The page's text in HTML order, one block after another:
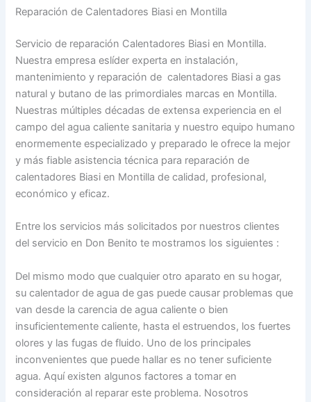
Reparación de Calentadores Biasi en Montilla
Servicio de reparación Calentadores Biasi en Montilla.
Nuestra empresa eslíder experta en instalación,
mantenimiento y reparación de calentadores Biasi a gas
natural y butano de las primordiales marcas en Montilla.
Nuestras múltiples décadas de extensa experiencia en el
campo del agua caliente sanitaria y nuestro equipo humano
enormemente especializado y preparado le ofrece la mejor
y más fiable asistencia técnica para reparación de
calentadores Biasi en Montilla de calidad, profesional,
económico y eficaz.
Entre los servicios más solicitados por nuestros clientes
del servicio en Don Benito te mostramos los siguientes :
Del mismo modo que cualquier otro aparato en su hogar,
su calentador de agua de gas puede causar problemas que
van desde la carencia de agua caliente o bien
insuficientemente caliente, hasta el estruendos, los fuertes
olores y las fugas de fluido. Uno de los principales
inconvenientes que puede hallar es no tener suficiente
agua. Aquí existen algunos factores a tomar en
consideración al reparar este problema. Nosotros